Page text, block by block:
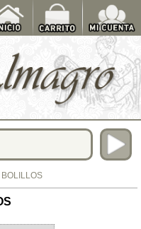
BOLILLOS